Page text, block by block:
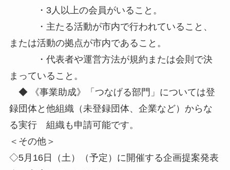
・3人以上の会員がいること。
・主たる活動が市内で行われていること、
または活動の拠点が市内であること。
・代表者や運営方法が規約または会則で決
まっていること。
◆ 《事業助成》「つなげる部門」については登
録団体と他組織（未登録団体、企業など）からな
る実行 組織も申請可能です。
＜その他＞
◇5月16日（土）（予定）に開催する企画提案発表